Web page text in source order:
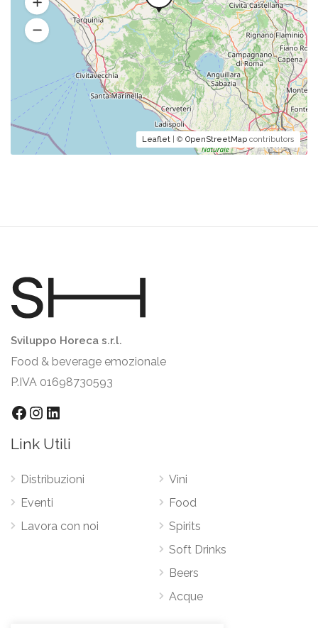
Leaflet | © OpenStreetMap contributors
Sviluppo Horeca s.r.l.
Food & beverage emozionale
P.IVA 01698730593
Facebook
Instagram
LinkedIn
Link Utili
Distribuzioni
Eventi
Lavora con noi
Vini
Food
Spirits
Soft Drinks
Beers
Acque